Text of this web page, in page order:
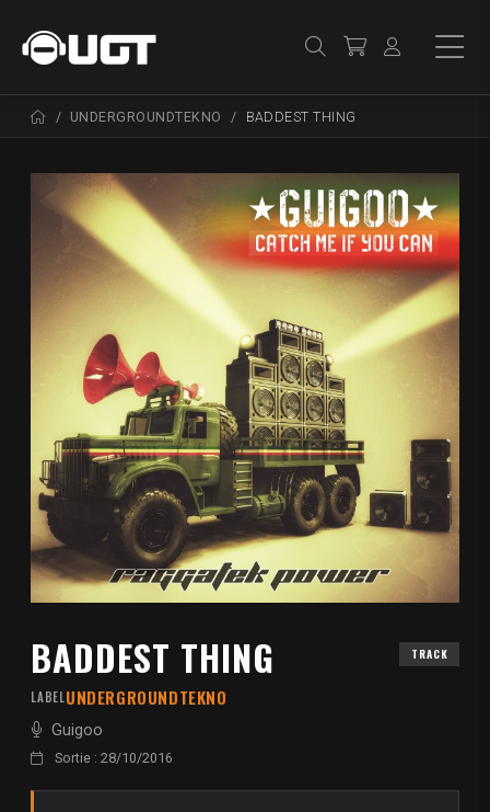
UNDERGROUNDTEKNO BADDEST THING
BADDEST THING TRACK
LABELUNDERGROUNDTEKNO
Guigoo
Sortie : 28/10/2016